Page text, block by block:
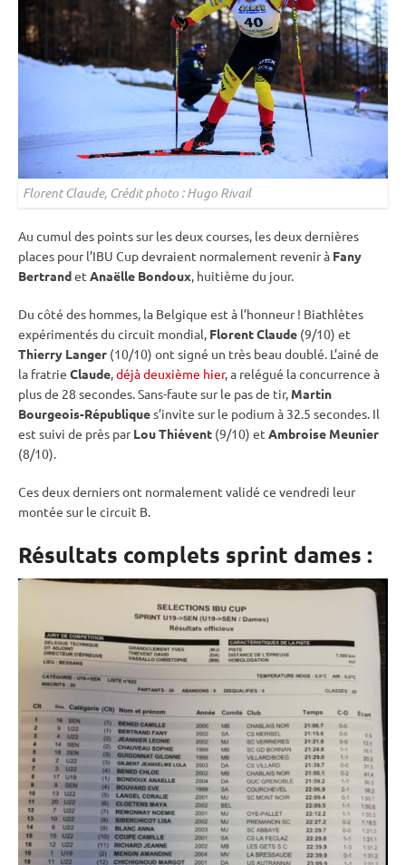
Florent Claude, Crédit photo : Hugo Rivail
Au cumul des points sur les deux courses, les deux dernières
places pour l’IBU Cupdevraient normalement revenir à Fany
Bertrandet Anaëlle Bondoux, huitième du jour.
Du côté des hommes, la Belgique est à l’honneur ! Biathlètes
expérimentés du circuit mondial, Florent Claude (9/10) et
Thierry Langer (10/10) ont signé un très beau doublé. L’ainé de
la fratrie Claude,déjà deuxième hier, a relégué la concurrence à
plus de 28 secondes. Sans-faute sur le pas de tir, Martin
Bourgeois-Républiques’invite sur le podium à 32.5 secondes. Il
est suivi de près parLou Thiévent (9/10) et Ambroise Meunier
(8/10).
Ces deux derniers ont normalement validé ce vendredi leur
montée sur le circuit B.
Résultats complets sprint dames :